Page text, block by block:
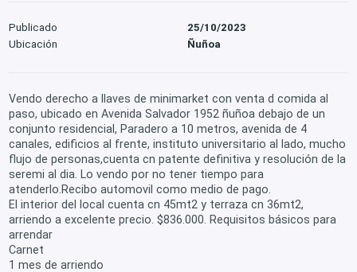
Publicado
25/10/2023
Ubicación
Ñuñoa
Vendo derecho a llaves de minimarket con venta d comida al
paso, ubicado en Avenida Salvador 1952 ñuñoa debajo de un
conjunto residencial, Paradero a 10 metros, avenida de 4
canales, edificios al frente, instituto universitario al lado, mucho
flujo de personas,cuenta cn patente definitiva y resolución de la
seremi al dia. Lo vendo por no tener tiempo para
atenderlo.Recibo automovil como medio de pago.
El interior del local cuenta cn 45mt2 y terraza cn 36mt2,
arriendo a excelente precio. $836.000. Requisitos básicos para
arrendar
Carnet
1 mes de arriendo